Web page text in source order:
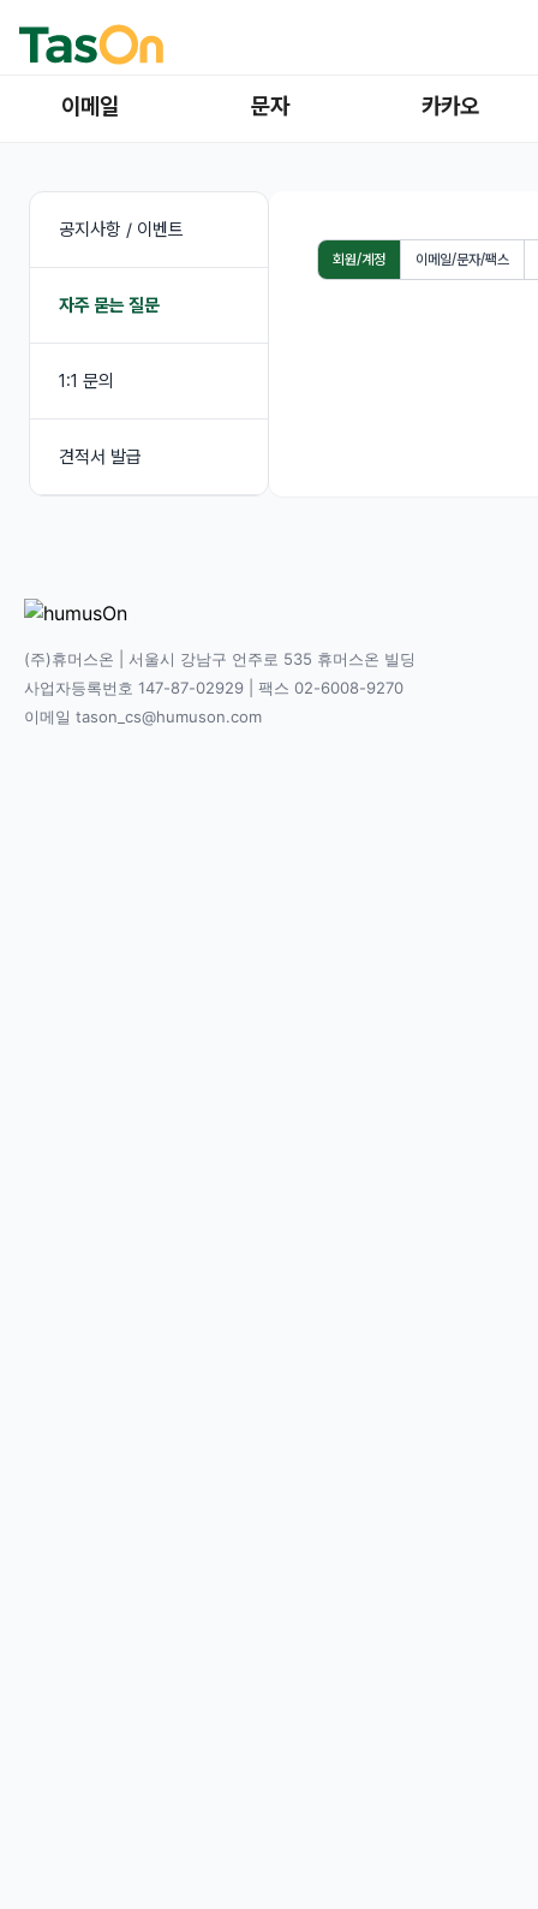
이메일 문자 카카오
공지사항 / 이벤트
자주 묻는 질문
1:1 문의
견적서 발급
회원/계정 이메일/문자/팩스
(주)휴머스온 | 서울시 강남구 언주로 535 휴머스온 빌딩
사업자등록번호 147-87-02929 | 팩스 02-6008-9270
이메일 tason_cs@humuson.com